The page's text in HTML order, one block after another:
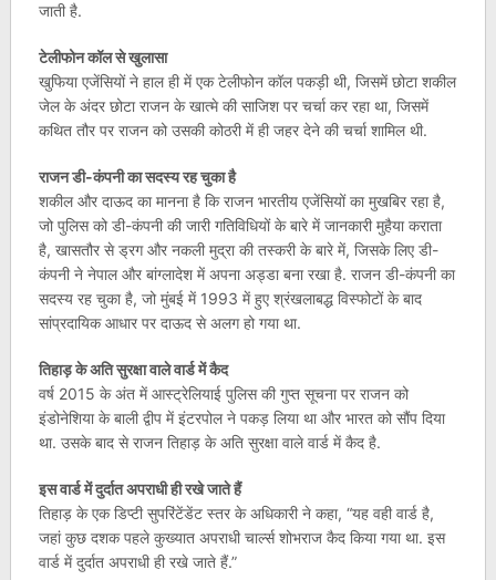
जाती है.
टेलीफोन कॉल से खुलासा
खुफिया एजेंसियों ने हाल ही में एक टेलीफोन कॉल पकड़ी थी, जिसमें छोटा शकील
जेल के अंदर छोटा राजन के खात्मे की साजिश पर चर्चा कर रहा था, जिसमें
कथित तौर पर राजन को उसकी कोठरी में ही जहर देने की चर्चा शामिल थी.
राजन डी-कंपनी का सदस्य रह चुका है
शकील और दाऊद का मानना है कि राजन भारतीय एजेंसियों का मुखबिर रहा है,
जो पुलिस को डी-कंपनी की जारी गतिविधियों के बारे में जानकारी मुहैया कराता
है, खासतौर से ड्रग और नकली मुद्रा की तस्करी के बारे में, जिसके लिए डी-
कंपनी ने नेपाल और बांग्लादेश में अपना अड्डा बना रखा है. राजन डी-कंपनी का
सदस्य रह चुका है, जो मुंबई में 1993 में हुए श्रंखलाबद्ध विस्फोटों के बाद
सांप्रदायिक आधार पर दाऊद से अलग हो गया था.
तिहाड़ के अति सुरक्षा वाले वार्ड में कैद
वर्ष 2015 के अंत में आस्ट्रेलियाई पुलिस की गुप्त सूचना पर राजन को
इंडोनेशिया के बाली द्वीप में इंटरपोल ने पकड़ लिया था और भारत को सौंप दिया
था. उसके बाद से राजन तिहाड़ के अति सुरक्षा वाले वार्ड में कैद है.
इस वार्ड में दुर्दात अपराधी ही रखे जाते हैं
तिहाड़ के एक डिप्टी सुपरिंटेंडेंट स्तर के अधिकारी ने कहा, “यह वही वार्ड है,
जहां कुछ दशक पहले कुख्यात अपराधी चार्ल्स शोभराज कैद किया गया था. इस
वार्ड में दुर्दात अपराधी ही रखे जाते हैं.”